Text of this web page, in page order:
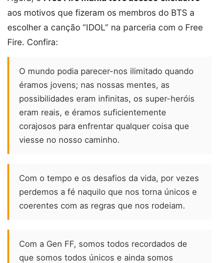
aos motivos que fizeram os membros do BTS a
escolher a canção “IDOL” na parceria com o Free
Fire. Confira:
O mundo podia parecer-nos ilimitado quando
éramos jovens; nas nossas mentes, as
possibilidades eram infinitas, os super-heróis
eram reais, e éramos suficientemente
corajosos para enfrentar qualquer coisa que
viesse no nosso caminho.
Com o tempo e os desafios da vida, por vezes
perdemos a fé naquilo que nos torna únicos e
coerentes com as regras que nos rodeiam.
Com a Gen FF, somos todos recordados de
que somos todos únicos e ainda somos